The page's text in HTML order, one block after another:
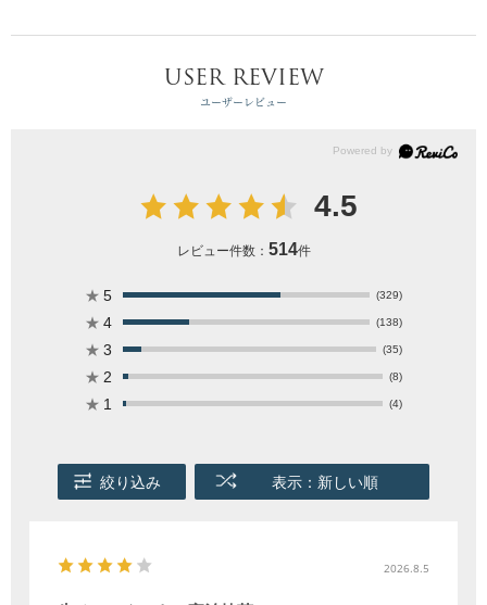
USER REVIEW
ユーザーレビュー
4.5
レビュー件数： 514件
★ 5 (329)
★ 4 (138)
★ 3 (35)
★ 2 (8)
★ 1 (4)
絞り込み 表示：新しい順
2026.8.5